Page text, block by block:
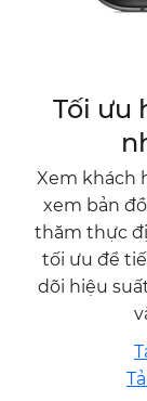
Tối ưu
Xem khách
xem bản
thăm thực
tối ưu để
dõi hiệu